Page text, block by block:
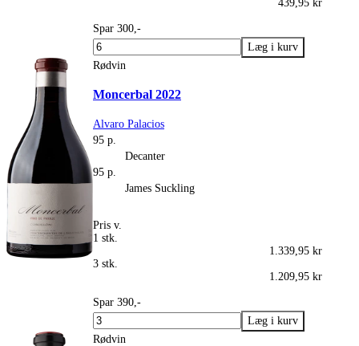
439,95 kr
Spar 300,-
Rødvin
Moncerbal 2022
Alvaro Palacios
95 p.
Decanter
95 p.
James Suckling
Pris v.
1 stk.
1.339,95 kr
3 stk.
1.209,95 kr
Spar 390,-
Rødvin